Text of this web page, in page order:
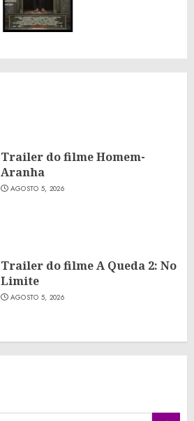
Trailer do filme Homem-
Aranha
AGOSTO 5, 2026
Trailer do filme A Queda 2: No
Limite
AGOSTO 5, 2026